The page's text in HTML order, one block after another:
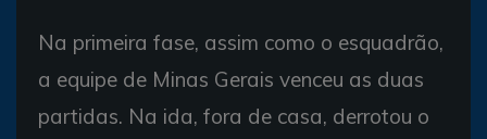
Na primeira fase, assim como o esquadrão,
a equipe de Minas Gerais venceu as duas
partidas. Na ida, fora de casa, derrotou o